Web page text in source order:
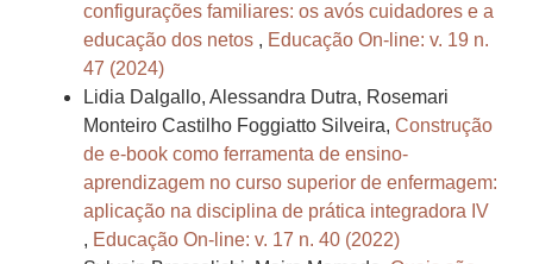
configurações familiares: os avós cuidadores e a
educação dos netos , Educação On-line: v. 19 n.
47 (2024)
Lidia Dalgallo, Alessandra Dutra, Rosemari
Monteiro Castilho Foggiatto Silveira, Construção
de e-book como ferramenta de ensino-
aprendizagem no curso superior de enfermagem:
aplicação na disciplina de prática integradora IV
, Educação On-line: v. 17 n. 40 (2022)